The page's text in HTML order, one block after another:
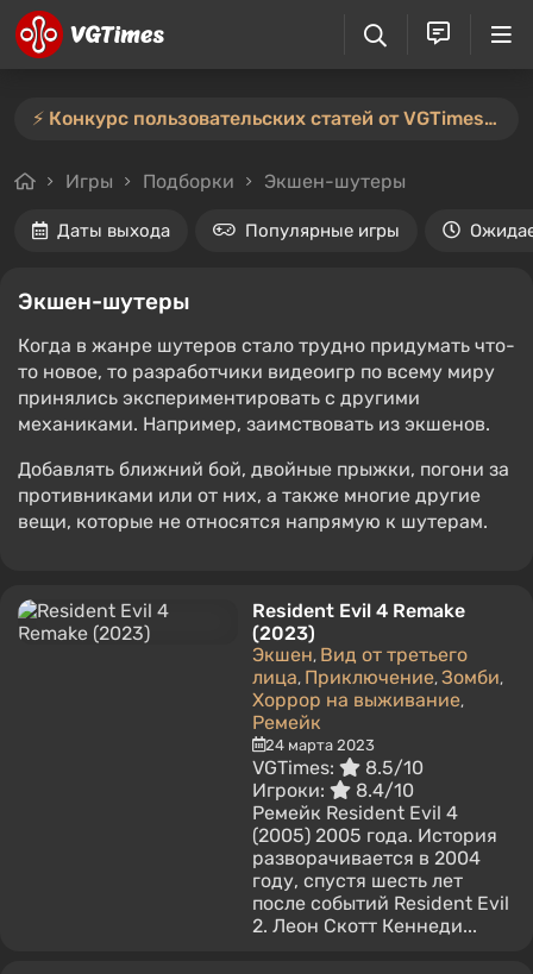
⚡️ Конкурс пользовательских статей от VGTimes продлён — участвуйте тут ⚡️
Игры Подборки Экшен-шутеры
Даты выхода Популярные игры
Экшен-шутеры
Когда в жанре шутеров стало трудно придумать что-
то новое, то разработчики видеоигр по всему миру
принялись экспериментировать с другими
механиками. Например, заимствовать из экшенов.
Добавлять ближний бой, двойные прыжки, погони за
противниками или от них, а также многие другие
вещи, которые не относятся напрямую к шутерам.
Resident Evil 4 Remake
(2023)
Экшен, Вид от третьего
лица, Приключение, Зомби,
Хоррор на выживание,
Ремейк
24 марта 2023
VGTimes:
8.5/10
Игроки:
8.4/10
Ремейк Resident Evil 4
(2005) 2005 года. История
разворачивается в 2004
году, спустя шесть лет
после событий Resident Evil
2. Леон Скотт Кеннеди...